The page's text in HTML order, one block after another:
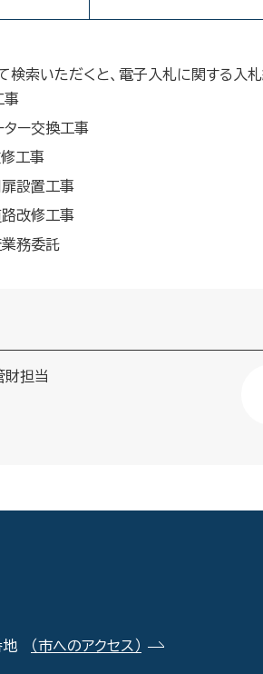
て検索いただくと、電子入札に関する入
事
ター交換工事
工事
扉設置工事
改修工事
務委託
担当
地
（市へのアクセス）